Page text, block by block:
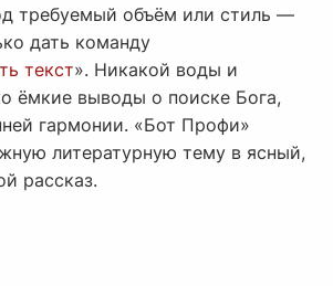
требуемый объём или стиль —
дать команду
текст». Никакой воды и
ёмкие выводы о поиске Бога,
гармонии. «Бот Профи»
литературную тему в ясный,
рассказ.